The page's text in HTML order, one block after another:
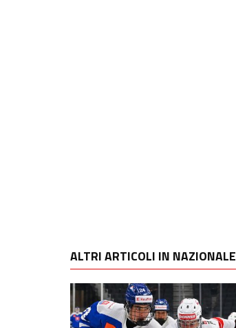
ALTRI ARTICOLI IN NAZIONALE